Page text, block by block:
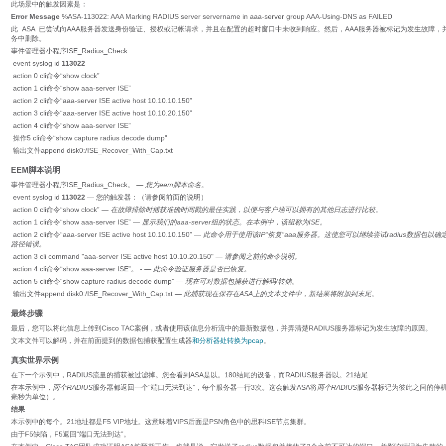
此场景中的触发因素是：
Error Message %ASA-113022: AAA Marking RADIUS server servername in aaa-server group AAA-Using-DNS as FAILED
此 ASA 已尝试向AAA服务器发送身份验证、授权或记帐请求，并且在配置的超时窗口中未收到响应。然后，AAA服务器被标记为发生故障，
务中删除。
事件管理器小程序ISE_Radius_Check
event syslog id 113022
action 0 cli命令“show clock”
action 1 cli命令“show aaa-server ISE”
action 2 cli命令“aaa-server ISE active host 10.10.10.150”
action 3 cli命令“aaa-server ISE active host 10.10.20.150”
action 4 cli命令“show aaa-server ISE”
操作5 cli命令“show capture radius decode dump”
输出文件append disk0:/ISE_Recover_With_Cap.txt
EEM脚本说明
事件管理器小程序ISE_Radius_Check。
— 您为eem脚本命名。
event syslog id 113022 — 您的触发器：（请参阅前面的说明）
action 0 cli命令“show clock” — 在故障排除时捕获准确时间戳的最佳实践，以便与客户端可以拥有的其他日志进行比较。
action 1 cli命令“show aaa-server ISE” — 显示我们的aaa-server组的状态。 在本例中，该组称为ISE。
action 2 cli命令“aaa-server ISE active host 10.10.10.150” — 此命令用于使用该IP“恢复”aaa服务器。 这使您可以继续尝试radius数据包以确
路径错误。
action 3 cli command "aaa-server ISE active host 10.10.20.150" — 请参阅之前的命令说明。
action 4 cli命令“show aaa-server ISE”。 - — 此命令验证服务器是否已恢复。
action 5 cli命令“show capture radius decode dump” — 现在可对数据包捕获进行解码/转储。
输出文件append disk0:/ISE_Recover_With_Cap.txt — 此捕获现在保存在ASA上的文本文件中，新结果将附加到末尾。
最终步骤
最后，您可以将此信息上传到Cisco TAC案例，或者使用该信息分析流中的最新数据包，并弄清楚RADIUS服务器标记为发生故障的原因。
文本文件可以解码，并在前面提到的数据包捕获配置生成器和分析器处转换为pcap。
真实世界示例
在下一个示例中，RADIUS流量的捕获被过滤掉。您会看到ASA是以。180结尾的设备，而RADIUS服务器以。21结尾
在本示例中， 两个RADIUS服务器都返回一个“端口无法到达”，每个服务器一行3次。这会触发ASA将两个RADIUS服务器标记为彼此之间的停
毫秒为单位）。
结果
本示例中的每个。21地址都是F5 VIP地址。这意味着VIPS后面是PSN角色中的思科ISE节点集群。
由于F5缺陷，F5返回“端口无法到达”。